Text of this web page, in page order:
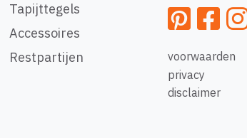
Tapijttegels
Accessoires
Restpartijen
voorwaarden
privacy
disclaimer